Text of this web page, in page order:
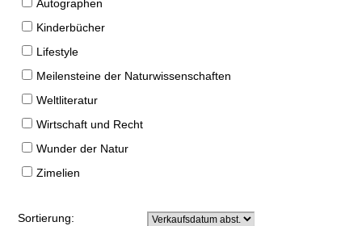
Autographen
Kinderbücher
Lifestyle
Meilensteine der Naturwissenschaften
Weltliteratur
Wirtschaft und Recht
Wunder der Natur
Zimelien
Sortierung: